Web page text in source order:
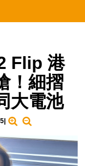
Flip 港
！細摺
大電池
|